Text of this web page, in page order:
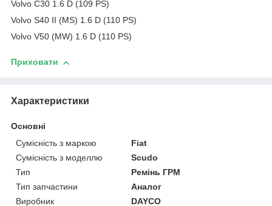
Volvo C30 1.6 D (109 PS)
Volvo S40 II (MS) 1.6 D (110 PS)
Volvo V50 (MW) 1.6 D (110 PS)
Приховати
Характеристики
Основні
Сумісність з маркою
Fiat
Сумісність з моделлю
Scudo
Тип
Ремінь ГРМ
Тип запчастини
Аналог
Виробник
DAYCO